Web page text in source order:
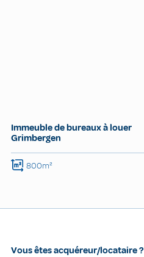
Immeuble de bureaux à louer
Grimbergen
800m²
Vous êtes acquéreur/locataire ?